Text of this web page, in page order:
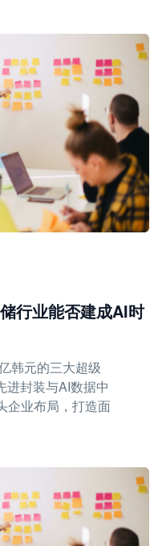
行业能否建成AI时
韩元的三大超级
进封装与AI数据中
企业布局，打造面